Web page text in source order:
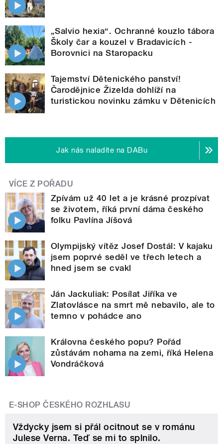
„Salvio hexia“. Ochranné kouzlo tábora
Školy čar a kouzel v Bradavicích -
Borovnici na Staropacku
Tajemství Dětenického panství!
Čarodějnice Žizelda dohlíží na
turistickou novinku zámku v Dětenicích
Jak nás naladíte na DABu
VÍCE Z POŘADU
Zpívám už 40 let a je krásné prozpívat
se životem, říká první dáma českého
folku Pavlína Jíšová
Olympijský vítěz Josef Dostál: V kajaku
jsem poprvé seděl ve třech letech a
hned jsem se cvakl
Ján Jackuliak: Posílat Jiříka ve
Zlatovlásce na smrt mě nebavilo, ale to
temno v pohádce ano
Královna českého popu? Pořád
zůstávám nohama na zemi, říká Helena
Vondráčková
E-SHOP ČESKÉHO ROZHLASU
Vždycky jsem si přál ocitnout se v románu
Julese Verna. Teď se mi to splnilo.